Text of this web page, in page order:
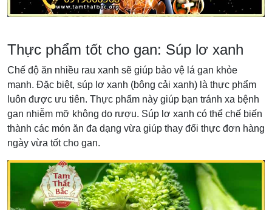
Thực phẩm tốt cho gan: Súp lơ xanh
Chế độ ăn nhiều rau xanh sẽ giúp bảo vệ lá gan khỏe
mạnh. Đặc biệt, súp lơ xanh (bông cải xanh) là thực phẩm
luôn được ưu tiên. Thực phẩm này giúp bạn tránh xa bệnh
gan nhiễm mỡ không do rượu. Súp lơ xanh có thể chế biến
thành các món ăn đa dạng vừa giúp thay đổi thực đơn hàng
ngày vừa tốt cho gan.